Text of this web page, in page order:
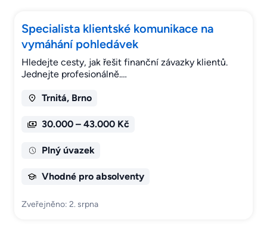
Specialista klientské komunikace na
vymáhání pohledávek
Hledejte cesty, jak řešit finanční závazky klientů.
Jednejte profesionálně.…
Trnitá, Brno
30.000 – 43.000 Kč
Plný úvazek
Vhodné pro absolventy
Zveřejněno: 2. srpna